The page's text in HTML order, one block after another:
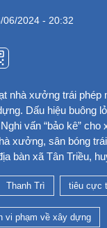
2024 - 20:32
nhà xưởng trái phép
Dấu hiệu buông
vấn “bảo kê” cho
xưởng, sân bóng
bàn xã Tân Triều,
Thanh Trì tiêu cực
vi phạm về xây dựng